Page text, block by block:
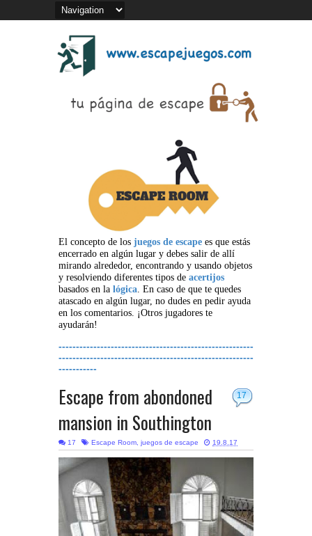
El concepto de los juegos de escape es que estás
encerrado en algún lugar y debes salir de allí
mirando alrededor, encontrando y usando objetos
y resolviendo diferentes tipos de acertijos
basados en la lógica. En caso de que te quedes
atascado en algún lugar, no dudes en pedir ayuda
en los comentarios. ¡Otros jugadores te
ayudarán!
--------------------------------------------------------
--------------------------------------------------------
-----------
17
Escape from abondoned
mansion in Southington
17 Escape Room, juegos de escape 19.8.17